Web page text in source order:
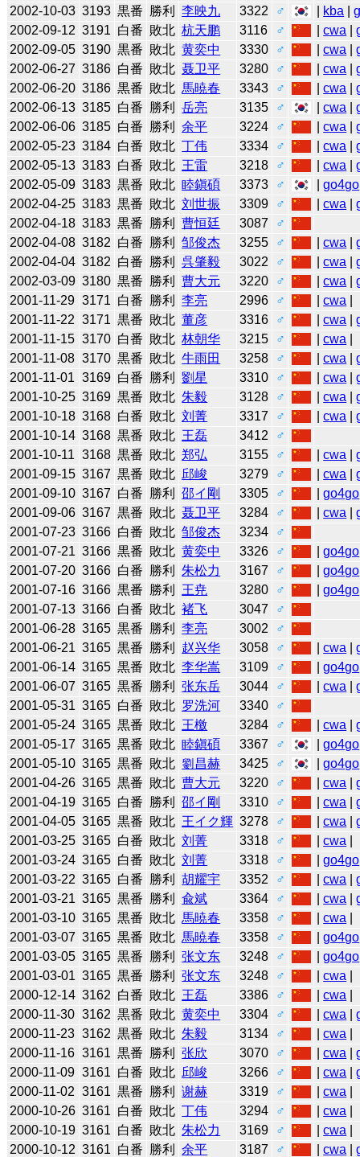
2002-10-03 3193 黒番 勝利 李映九 3322 ♂ kba |
2002-09-12 3191 白番 敗北 杭天鹏 3116 ♂ |cwa |
2002-09-05 3190 黒番 敗北 黄奕中 3330 ♂ |cwa |
2002-06-27 3186 白番 敗北 聂卫平 3280 ♂ |cwa |
2002-06-20 3186 黒番 敗北 馬暁春 3343 ♂ |cwa |
2002-06-13 3185 白番 勝利 岳亮 3135 ♂ |cwa |
2002-06-06 3185 白番 勝利 余平 3224 ♂ |cwa |
2002-05-23 3184 白番 敗北 丁伟 3334 ♂ |cwa |
2002-05-13 3183 白番 敗北 王雷 3218 ♂ |cwa |
2002-05-09 3183 黒番 敗北 睦鎭碩 3373 ♂ |go4go
2002-04-25 3183 黒番 敗北 刘世振 3309 ♂ |cwa |
2002-04-18 3183 黒番 勝利 曹恒廷 3087
♂
2002-04-08 3182 白番 勝利 邹俊杰 3255 ♂ |cwa |
2002-04-04 3182 白番 勝利 呉肇毅 3022 ♂ |cwa |
2002-03-09 3180 黒番 勝利 曹大元 3220 ♂ |cwa |
2001-11-29 3171 白番 勝利 李亮 2996 ♂ |cwa
2001-11-22 3171 黒番 敗北 董彦 3316 ♂ |cwa |
2001-11-15 3170 白番 敗北 林朝华 3215 ♂ |cwa
2001-11-08 3170 黒番 敗北 牛雨田 3258 ♂ |cwa |
2001-11-01 3169 白番 勝利 劉星 3310 ♂ |cwa |
2001-10-25 3169 黒番 敗北 朱毅 3128 ♂ |cwa |
2001-10-18 3168 白番 敗北 刘菁 3317 ♂ |cwa |
2001-10-14 3168 黒番 敗北 王磊 3412
♂
2001-10-11 3168 黒番 敗北 郑弘 3155 ♂ |cwa |
2001-09-15 3167 黒番 敗北 邱峻 3279 ♂ |cwa |
2001-09-10 3167 白番 勝利 邵イ剛 3305 ♂ |go4go
2001-09-06 3167 黒番 敗北 聂卫平 3284 ♂ |cwa |
2001-07-23 3166 白番 敗北 邹俊杰 3234
♂
2001-07-21 3166 黒番 敗北 黄奕中 3326 ♂ |go4go
2001-07-20 3166 白番 勝利 朱松力 3167 ♂ |go4go
2001-07-16 3166 黒番 勝利 王尭 3280 ♂ |go4go
2001-07-13 3166 白番 敗北 褚飞 3047
♂
2001-06-28 3165 黒番 勝利 李亮 3002
♂
2001-06-21 3165 黒番 勝利 赵兴华 3058 ♂ |cwa |
2001-06-14 3165 黒番 敗北 李华嵩 3109 ♂ |go4go
2001-06-07 3165 黒番 勝利 张东岳 3044 ♂ |cwa |
2001-05-31 3165 白番 敗北 罗洗河 3340
♂
2001-05-24 3165 黒番 敗北 王檄 3284 ♂ |cwa |
2001-05-17 3165 黒番 敗北 睦鎭碩 3367 ♂ |go4go
2001-05-10 3165 黒番 敗北 劉昌赫 3425 ♂ |go4go
2001-04-26 3165 黒番 敗北 曹大元 3220 ♂ |cwa |
2001-04-19 3165 白番 勝利 邵イ剛 3310 ♂ |cwa |
2001-04-05 3165 黒番 敗北 王イク輝 3278 ♂ |cwa |
2001-03-25 3165 白番 敗北 刘菁 3318 ♂ |cwa
2001-03-24 3165 白番 敗北 刘菁 3318 ♂ |go4go
2001-03-22 3165 白番 勝利 胡耀宇 3352 ♂ |cwa |
2001-03-21 3165 黒番 勝利 兪斌 3364 ♂ |cwa |
2001-03-10 3165 黒番 敗北 馬暁春 3358 ♂ |cwa
2001-03-07 3165 黒番 敗北 馬暁春 3358 ♂ |go4go
2001-03-05 3165 黒番 勝利 张文东 3248 ♂ |go4go
2001-03-01 3165 黒番 勝利 张文东 3248 ♂ |cwa
2000-12-14 3162 白番 敗北 王磊 3386 ♂ |cwa
2000-11-30 3162 黒番 敗北 黄奕中 3304 ♂ |cwa |
2000-11-23 3162 黒番 敗北 朱毅 3134 ♂ |cwa
2000-11-16 3161 黒番 勝利 张欣 3070 ♂ |cwa |
2000-11-09 3161 白番 敗北 邱峻 3266 ♂ |cwa |
2000-11-02 3161 黒番 勝利 谢赫 3319 ♂ |cwa
2000-10-26 3161 白番 敗北 丁伟 3294 ♂ |cwa
2000-10-19 3161 白番 敗北 朱松力 3169 ♂ |cwa
2000-10-12 3161 白番 勝利 余平 3187 ♂ |cwa |